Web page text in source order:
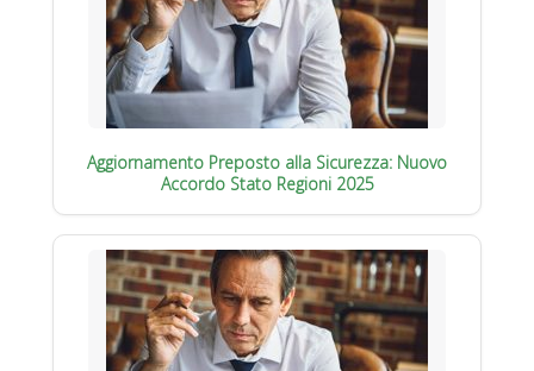
Aggiornamento Preposto alla Sicurezza: Nuovo
Accordo Stato Regioni 2025